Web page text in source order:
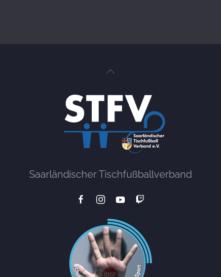
Saarländischer Tischfußballverband